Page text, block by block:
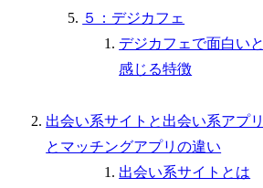
５：デジカフェ
デジカフェで面白いと
感じる特徴
出会い系サイトと出会い系アプリ
とマッチングアプリの違い
出会い系サイトとは